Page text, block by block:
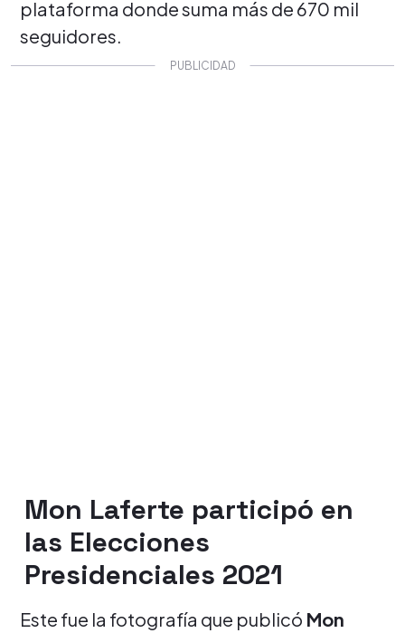
plataforma donde suma más de 670 mil
seguidores.
Mon Laferte participó en
las Elecciones
Presidenciales 2021
Este fue la fotografía que publicó Mon